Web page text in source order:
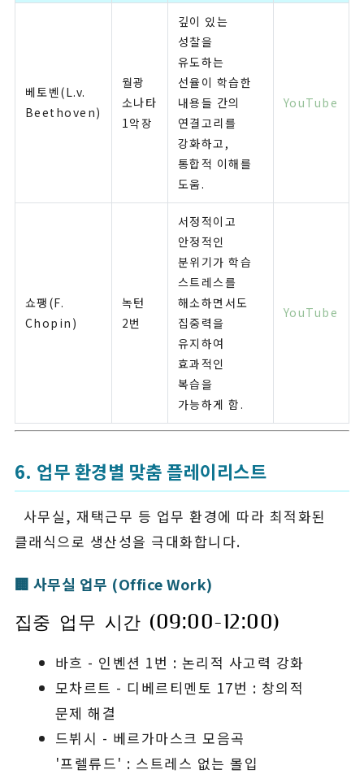
베토벤(L.v.
Beethoven)
월광
소나타
1악장
깊이 있는
성찰을
유도하는
선율이 학습한
내용들 간의
연결고리를
강화하고,
통합적 이해를
도움.
YouTube
쇼팽(F.
Chopin)
녹턴
2번
서정적이고
안정적인
분위기가 학습
스트레스를
해소하면서도
집중력을
유지하여
효과적인
복습을
가능하게 함.
YouTube
6. 업무 환경별 맞춤 플레이리스트
사무실, 재택근무 등 업무 환경에 따라 최적화된
클래식으로 생산성을 극대화합니다.
🏢 사무실 업무 (Office Work)
집중 업무 시간 (09:00-12:00)
바흐 - 인벤션 1번 : 논리적 사고력 강화
모차르트 - 디베르티멘토 17번 : 창의적
문제 해결
드뷔시 - 베르가마스크 모음곡
'프렐류드' : 스트레스 없는 몰입